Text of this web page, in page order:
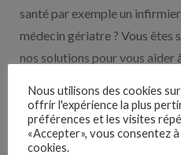
santé par exemple un
médecin gériatre ? Vous êtes
nos solutions pour vous aider
Nos
Nous utilisons des cookies
offrir l'expérience la plus
préférences et les visites
«Accepter», vous consentez
cookies.